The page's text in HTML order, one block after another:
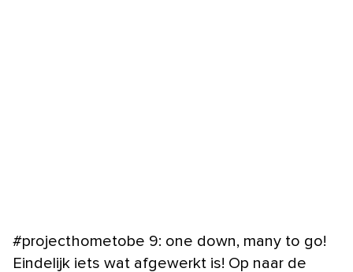
#projecthometobe 9: one down, many to go!
Eindelijk iets wat afgewerkt is! Op naar de